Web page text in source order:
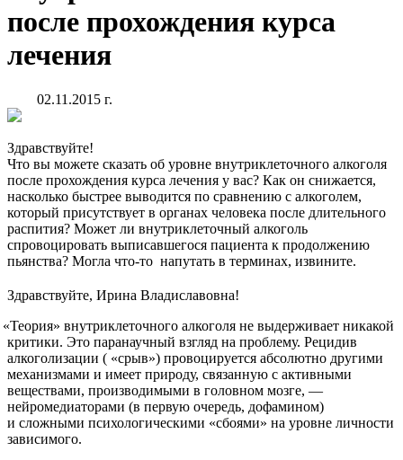
после прохождения курса
лечения
02.11.2015 г.
Здравствуйте!
Что вы можете сказать об уровне внутриклеточного алкоголя
после прохождения курса лечения у вас? Как он снижается,
насколько быстрее выводится по сравнению с алкоголем,
который присутствует в органах человека после длительного
распития? Может ли внутриклеточный алкоголь
спровоцировать выписавшегося пациента к продолжению
пьянства? Могла что-то напутать в терминах, извините.
Здравствуйте, Ирина Владиславовна!
«Теория» внутриклеточного алкоголя не выдерживает никакой
критики. Это паранаучный взгляд на проблему. Рецидив
алкоголизации ( «срыв») провоцируется абсолютно другими
механизмами и имеет природу, связанную с активными
веществами, производимыми в головном мозге, —
нейромедиаторами (в первую очередь, дофамином)
и сложными психологическими «сбоями» на уровне личности
зависимого.